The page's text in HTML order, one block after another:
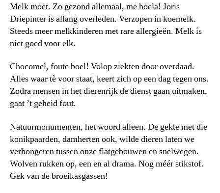
Melk moet. Zo gezond allemaal, me hoela! Joris
Driepinter is allang overleden. Verzopen in koemelk.
Steeds meer melkkinderen met rare allergieën. Melk ís
niet goed voor elk.
Chocomel, foute boel! Volop ziekten door overdaad.
Alles waar tè voor staat, keert zich op een dag tegen ons.
Zodra mensen in het dierenrijk de dienst gaan uitmaken,
gaat ’t geheid fout.
Natuurmonumenten, het woord alleen. De gekte met die
konikpaarden, damherten ook, wilde dieren laten we
verhongeren tussen onze flatgebouwen en snelwegen.
Wolven rukken op, een en al drama. Nog méér stikstof.
Gek van de broeikasgassen!